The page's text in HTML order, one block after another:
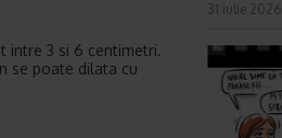
intre 3 si 6 centimetri.
se poate dilata cu
31 iulie 2026